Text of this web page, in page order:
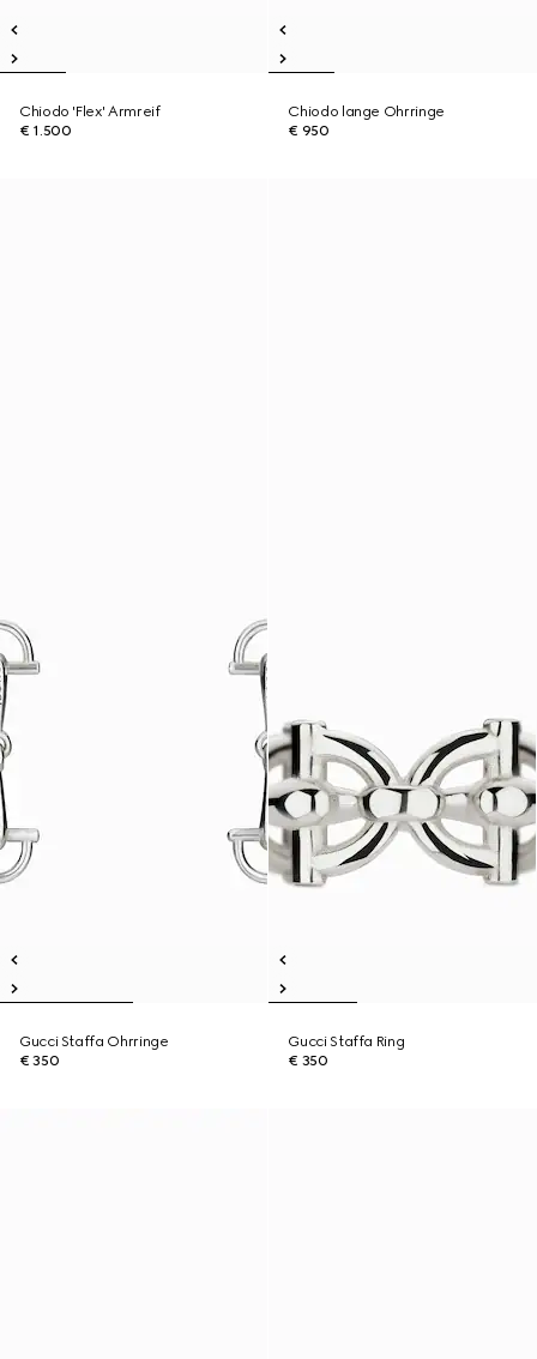
Chiodo 'Flex' Armreif
€ 1.500
Chiodo lange Ohrringe
€ 950
Gucci Staffa Ohrringe
€ 350
Gucci Staffa Ring
€ 350